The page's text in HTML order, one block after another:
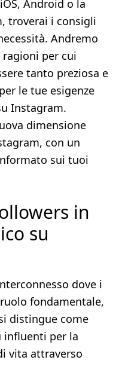
Android o la
troverai i consigli
Andremo
per cui
tanto preziosa e
le tue esigenze
Instagram.
dimensione
con un
sui tuoi
in
su
dove i
fondamentale,
distingue come
influenti per la
vita attraverso